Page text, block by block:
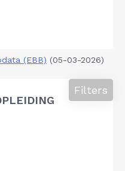
(EBB) (05-03-2026)
Filters